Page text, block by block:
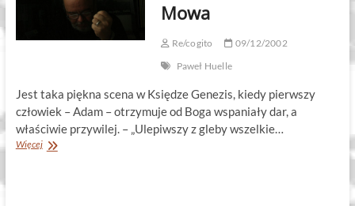
Mowa
Re/cogito
09/12/2002
Paweł Huelle
Jest taka piękna scena w Księdze Genezis, kiedy pierwszy
człowiek – Adam – otrzymuje od Boga wspaniały dar, a
właściwie przywilej. – „Ulepiwszy z gleby wszelkie…
WięcejMowa